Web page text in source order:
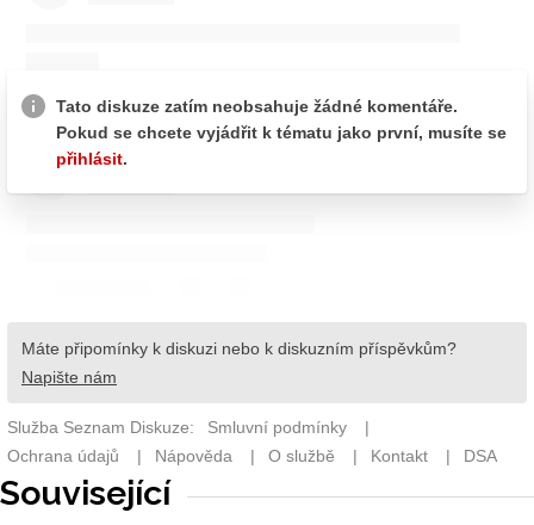
Související